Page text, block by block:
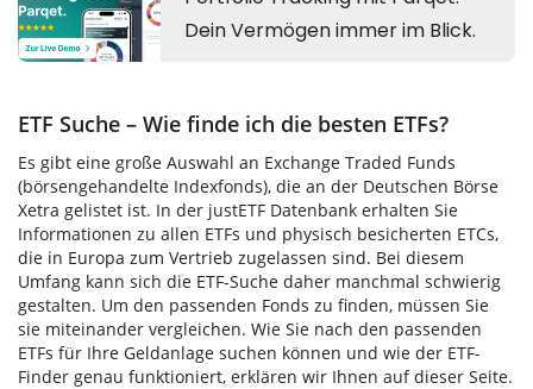
ETF Suche – Wie finde ich die besten ETFs?
Es gibt eine große Auswahl an Exchange Traded Funds
(börsengehandelte Indexfonds), die an der Deutschen Börse
Xetra gelistet ist. In der justETF Datenbank erhalten Sie
Informationen zu allen ETFs und physisch besicherten ETCs,
die in Europa zum Vertrieb zugelassen sind. Bei diesem
Umfang kann sich die ETF-Suche daher manchmal schwierig
gestalten. Um den passenden Fonds zu finden, müssen Sie
sie miteinander vergleichen. Wie Sie nach den passenden
ETFs für Ihre Geldanlage suchen können und wie der ETF-
Finder genau funktioniert, erklären wir Ihnen auf dieser Seite.